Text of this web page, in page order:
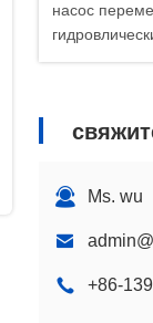
насос
Ms. wu
+86-